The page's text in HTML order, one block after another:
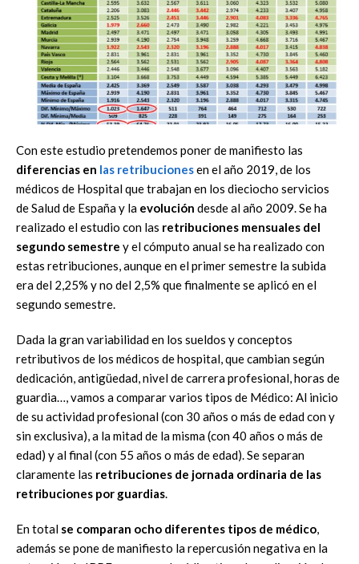
Con este estudio pretendemos poner de manifiesto las
diferencias en las retribucionesen el año 2019, de los
médicos de Hospital que trabajan en los dieciocho servicios
de Salud de España y la evolución desde al año 2009. Se ha
realizado el estudio con las retribuciones mensuales del
segundo semestre y el cómputo anual se ha realizado con
estas retribuciones, aunque en el primer semestre la subida
era del 2,25% y no del 2,5% que finalmente se aplicó en el
segundo semestre.
Dada la gran variabilidad en los sueldos y conceptos
retributivos de los médicos de hospital, que cambian según
dedicación, antigüedad, nivel de carrera profesional, horas de
guardia…, vamos a comparar varios tipos de Médico: Al inicio
de su actividad profesional (con 30 años o más de edad con y
sin exclusiva), a la mitad de la misma (con 40 años o más de
edad) y al final (con 55 años o más de edad). Se separan
claramente las retribuciones de jornada ordinaria de las
retribuciones por guardias.
En total se comparan ocho diferentes tipos de médico,
además se pone de manifiesto la repercusión negativa en la